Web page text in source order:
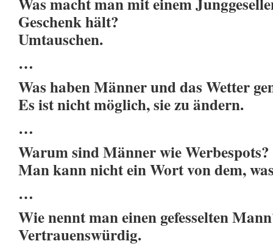
Geschenk hält?
Umtauschen.
…
Was haben Männer und das Wetter
Es ist nicht möglich, sie zu ändern.
…
Warum sind Männer wie Werbespots?
Man kann nicht ein Wort von dem,
…
Wie nennt man einen gefesselten
Vertrauenswürdig.